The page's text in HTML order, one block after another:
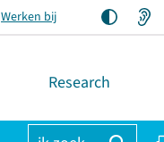
Werken bij
Research